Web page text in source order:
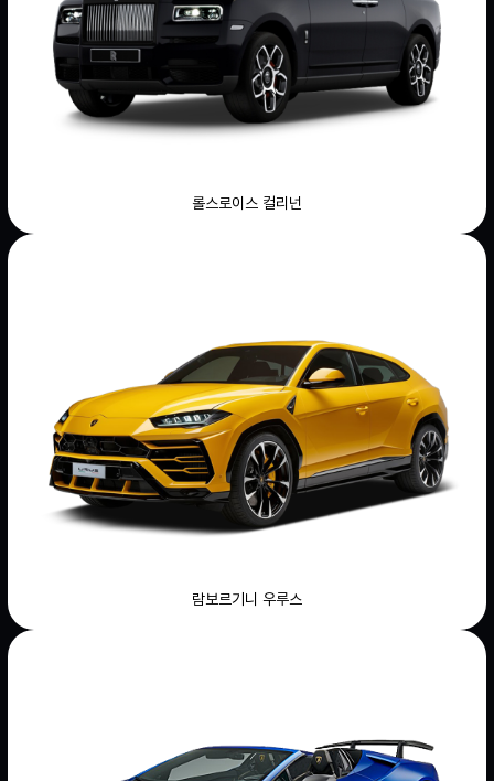
롤스로이스 컬리넌
람보르기니 우루스